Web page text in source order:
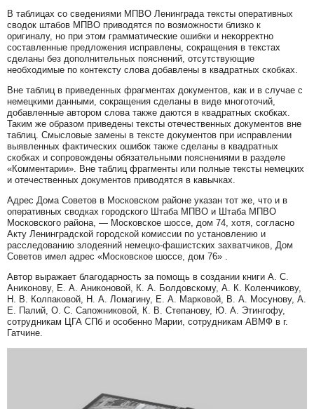
В таблицах со сведениями МПВО Ленинграда тексты оперативных
сводок штабов МПВО приводятся по возможности близко к
оригиналу, но при этом грамматические ошибки и некорректно
составленные предложения исправлены, сокращения в текстах
сделаны без дополнительных пояснений, отсутствующие
необходимые по контексту слова добавлены в квадратных скобках.
Вне таблиц в приведенных фрагментах документов, как и в случае с
немецкими данными, сокращения сделаны в виде многоточий,
добавленные автором слова также даются в квадратных скобках.
Таким же образом приведены тексты отечественных документов вне
таблиц. Смысловые замены в тексте документов при исправлении
выявленных фактических ошибок также сделаны в квадратных
скобках и сопровождены обязательными пояснениями в разделе
«Комментарии». Вне таблиц фрагменты или полные тексты немецких
и отечественных документов приводятся в кавычках.
Адрес Дома Советов в Московском районе указан тот же, что и в
оперативных сводках городского Штаба МПВО и Штаба МПВО
Московского района, — Московское шоссе, дом 74, хотя, согласно
Акту Ленинградской городской комиссии по установлению и
расследованию злодеяний немецко-фашистских захватчиков, Дом
Советов имел адрес «Московское шоссе, дом 76» .
Автор выражает благодарность за помощь в создании книги А. С.
Аниконову, Е. А. Аниконовой, К. А. Болдовскому, А. К. Коленчикову,
Н. В. Колпаковой, Н. А. Ломагину, Е. А. Марковой, В. А. Мосунову, А.
Е. Палий, О. С. Сапожниковой, К. В. Степанову, Ю. А. Этингофу,
сотрудникам ЦГА СПб и особенно Марии, сотрудникам АВМФ в г.
Гатчине.